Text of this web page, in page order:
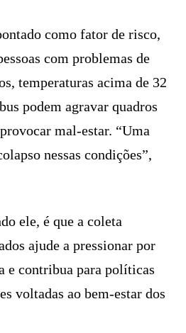
como fator de risco,
com problemas de
temperaturas acima de 32
podem agravar quadros
mal-estar. “Uma
nessas condições”,
ele, é que a coleta
ajude a pressionar por
e contribua para políticas
voltadas ao bem-estar dos